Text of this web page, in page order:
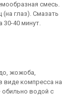
смесь.
глаз). Смазать
30-40 минут.
жожоба,
виде компресса на
водой с